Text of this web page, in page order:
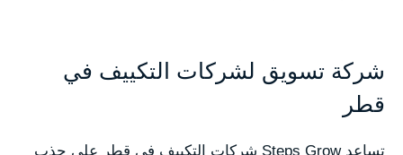
شركة تسويق لشركات التكييف في
قطر
تساعد Steps Grow شركات التكييف في قطر على جذب